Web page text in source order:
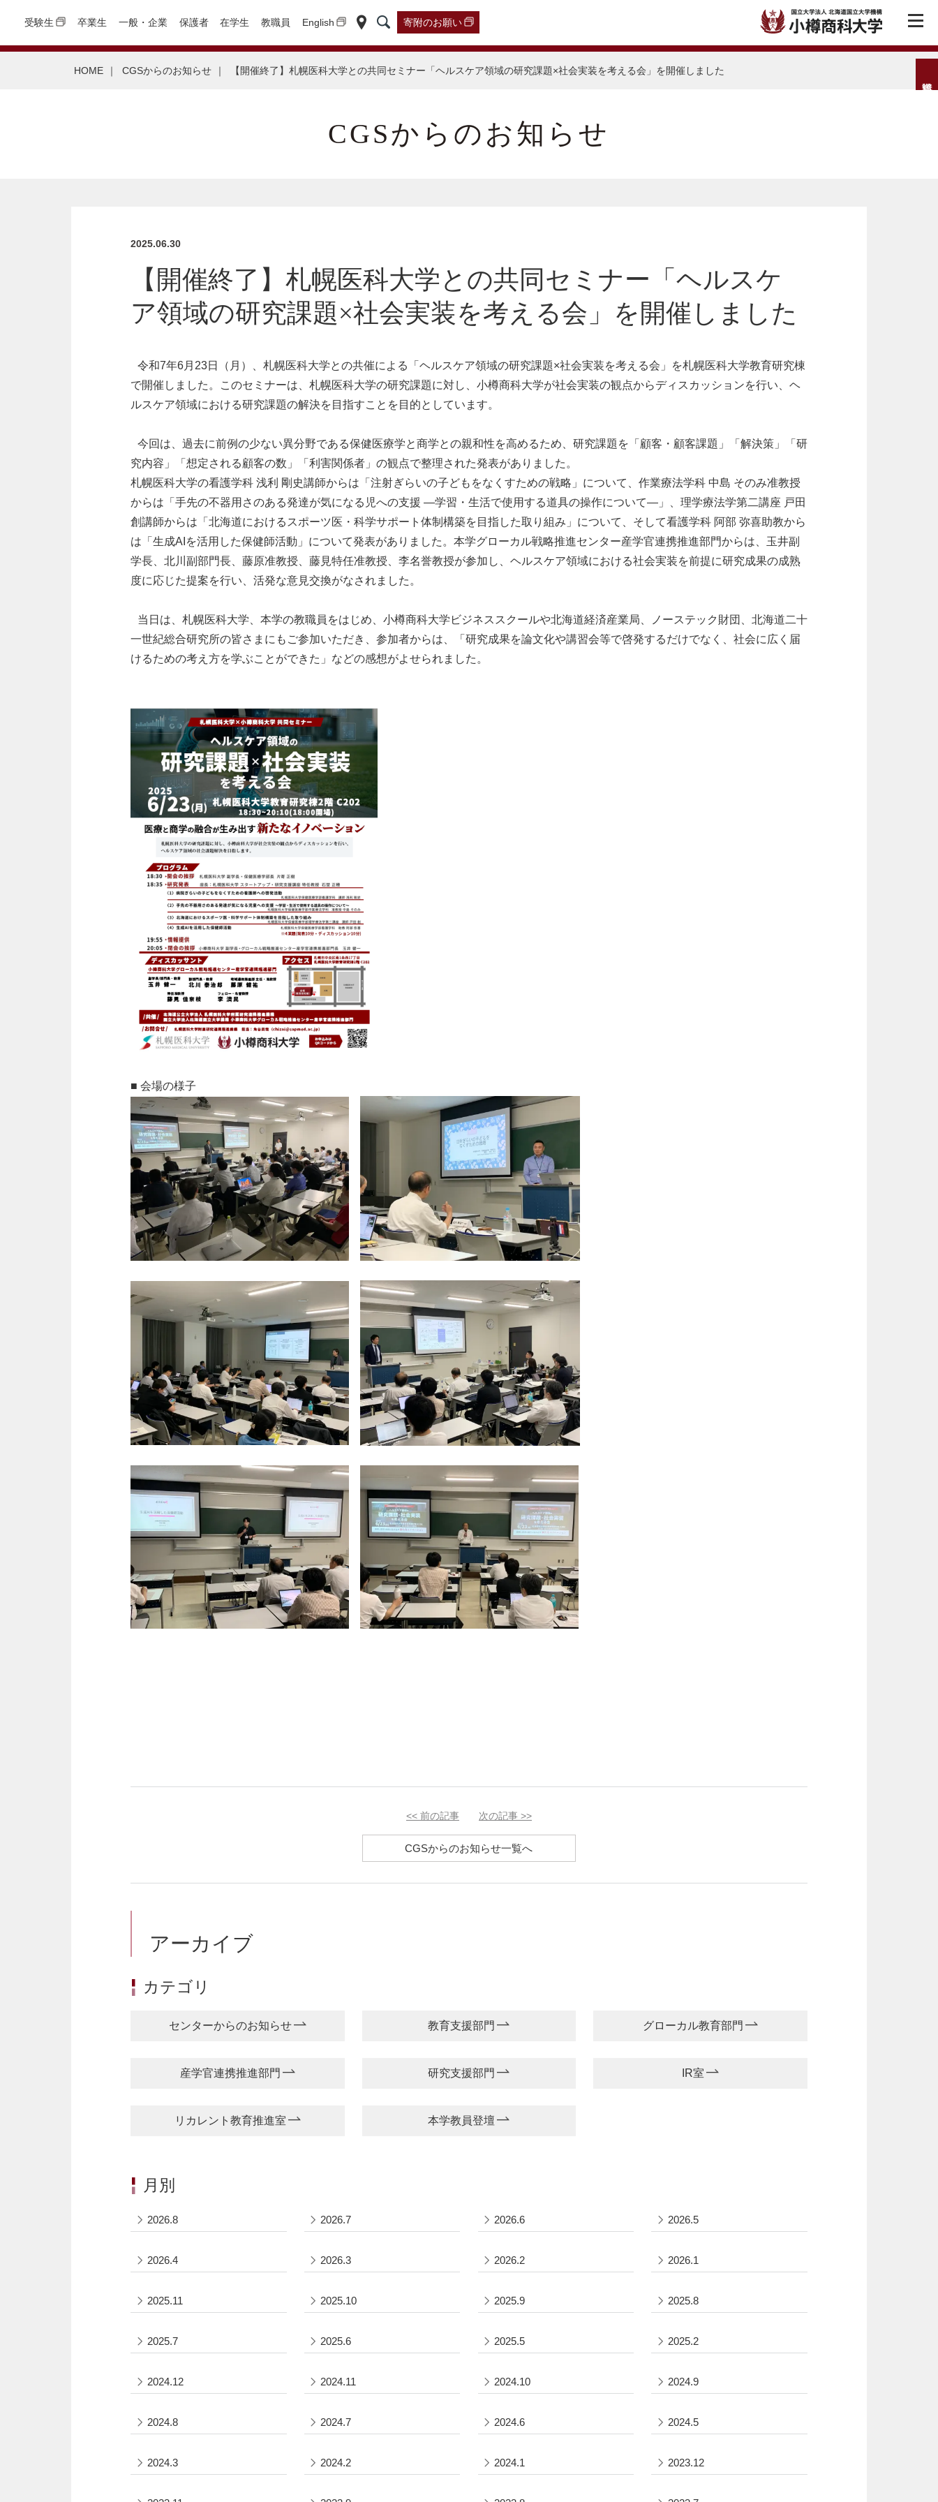
受験生 卒業生 一般・企業 保護者 在学生 教職員 English 寄附のお願い
HOME ｜ CGSからのお知らせ ｜ 【開催終了】札幌医科大学との共同セミナー「ヘルスケア領域の研究課題×社会実装を考える会」を開催しました
CGSからのお知らせ
2025.06.30
【開催終了】札幌医科大学との共同セミナー「ヘルスケ
ア領域の研究課題×社会実装を考える会」を開催しました
令和7年6月23日（月）、札幌医科大学との共催による「ヘルスケア領域の研究課題×社会実装を考える会」を札幌医科大学教育研究棟
で開催しました。このセミナーは、札幌医科大学の研究課題に対し、小樽商科大学が社会実装の観点からディスカッションを行い、ヘ
ルスケア領域における研究課題の解決を目指すことを目的としています。
今回は、過去に前例の少ない異分野である保健医療学と商学との親和性を高めるため、研究課題を「顧客・顧客課題」「解決策」「研
究内容」「想定される顧客の数」「利害関係者」の観点で整理された発表がありました。
札幌医科大学の看護学科 浅利 剛史講師からは「注射ぎらいの子どもをなくすための戦略」について、作業療法学科 中島 そのみ准教授
からは「手先の不器用さのある発達が気になる児への支援 —学習・生活で使用する道具の操作について—」、理学療法学第二講座 戸田
創講師からは「北海道におけるスポーツ医・科学サポート体制構築を目指した取り組み」について、そして看護学科 阿部 弥喜助教から
は「生成AIを活用した保健師活動」について発表がありました。本学グローカル戦略推進センター産学官連携推進部門からは、玉井副
学長、北川副部門長、藤原准教授、藤見特任准教授、李名誉教授が参加し、ヘルスケア領域における社会実装を前提に研究成果の成熟
度に応じた提案を行い、活発な意見交換がなされました。
当日は、札幌医科大学、本学の教職員をはじめ、小樽商科大学ビジネススクールや北海道経済産業局、ノーステック財団、北海道二十
一世紀総合研究所の皆さまにもご参加いただき、参加者からは、「研究成果を論文化や講習会等で啓発するだけでなく、社会に広く届
けるための考え方を学ぶことができた」などの感想がよせられました。
■ 会場の様子
<< 前の記事 次の記事 >>
CGSからのお知らせ一覧へ
アーカイブ
カテゴリ
センターからのお知らせ 教育支援部門 グローカル教育部門
産学官連携推進部門 研究支援部門 IR室
リカレント教育推進室 本学教員登壇
月別
2026.8 2026.7 2026.6 2026.5
2026.4 2026.3 2026.2 2026.1
2025.11 2025.10 2025.9 2025.8
2025.7 2025.6 2025.5 2025.2
2024.12 2024.11 2024.10 2024.9
2024.8 2024.7 2024.6 2024.5
2024.3 2024.2 2024.1 2023.12